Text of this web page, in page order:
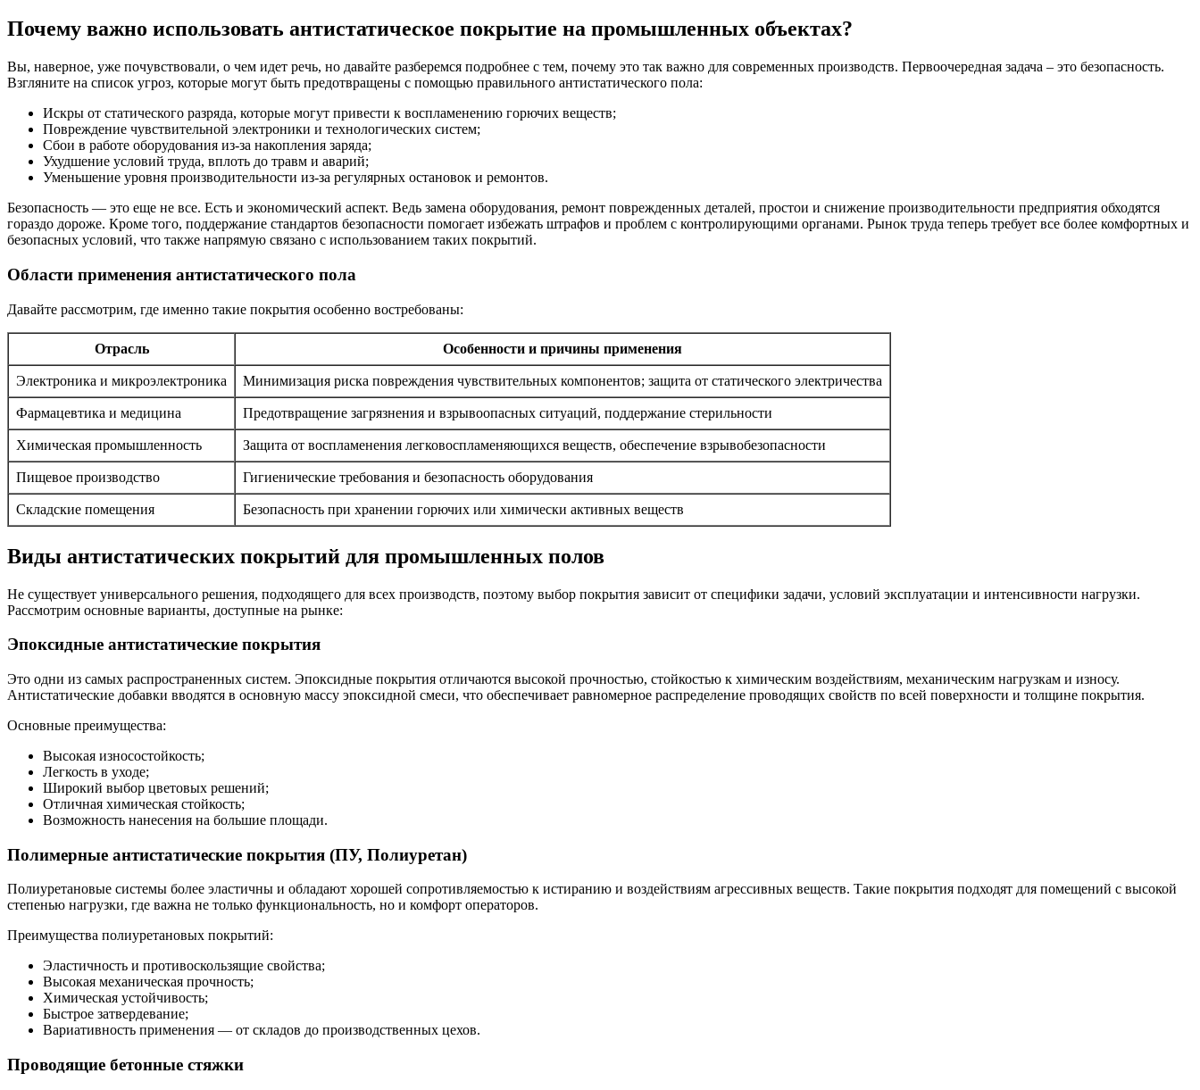
Почему важно использовать антистатическое покрытие на промышленных объектах?
Вы, наверное, уже почувствовали, о чем идет речь, но давайте разберемся подробнее с тем, почему это так важно для современных производств. Первоочередная задача – это безопасность.
Взгляните на список угроз, которые могут быть предотвращены с помощью правильного антистатического пола:
Искры от статического разряда, которые могут привести к воспламенению горючих веществ;
Повреждение чувствительной электроники и технологических систем;
Сбои в работе оборудования из-за накопления заряда;
Ухудшение условий труда, вплоть до травм и аварий;
Уменьшение уровня производительности из-за регулярных остановок и ремонтов.
Безопасность — это еще не все. Есть и экономический аспект. Ведь замена оборудования, ремонт поврежденных деталей, простои и снижение производительности предприятия обходятся
гораздо дороже. Кроме того, поддержание стандартов безопасности помогает избежать штрафов и проблем с контролирующими органами. Рынок труда теперь требует все более комфортных и
безопасных условий, что также напрямую связано с использованием таких покрытий.
Области применения антистатического пола
Давайте рассмотрим, где именно такие покрытия особенно востребованы:
Отрасль Особенности и причины применения
Электроника и микроэлектроника Минимизация риска повреждения чувствительных компонентов; защита от статического электричества
Фармацевтика и медицина Предотвращение загрязнения и взрывоопасных ситуаций, поддержание стерильности
Химическая промышленность Защита от воспламенения легковоспламеняющихся веществ, обеспечение взрывобезопасности
Пищевое производство Гигиенические требования и безопасность оборудования
Складские помещения Безопасность при хранении горючих или химически активных веществ
Виды антистатических покрытий для промышленных полов
Не существует универсального решения, подходящего для всех производств, поэтому выбор покрытия зависит от специфики задачи, условий эксплуатации и интенсивности нагрузки.
Рассмотрим основные варианты, доступные на рынке:
Эпоксидные антистатические покрытия
Это одни из самых распространенных систем. Эпоксидные покрытия отличаются высокой прочностью, стойкостью к химическим воздействиям, механическим нагрузкам и износу.
Антистатические добавки вводятся в основную массу эпоксидной смеси, что обеспечивает равномерное распределение проводящих свойств по всей поверхности и толщине покрытия.
Основные преимущества:
Высокая износостойкость;
Легкость в уходе;
Широкий выбор цветовых решений;
Отличная химическая стойкость;
Возможность нанесения на большие площади.
Полимерные антистатические покрытия (ПУ, Полиуретан)
Полиуретановые системы более эластичны и обладают хорошей сопротивляемостью к истиранию и воздействиям агрессивных веществ. Такие покрытия подходят для помещений с высокой
степенью нагрузки, где важна не только функциональность, но и комфорт операторов.
Преимущества полиуретановых покрытий:
Эластичность и противоскользящие свойства;
Высокая механическая прочность;
Химическая устойчивость;
Быстрое затвердевание;
Вариативность применения — от складов до производственных цехов.
Проводящие бетонные стяжки